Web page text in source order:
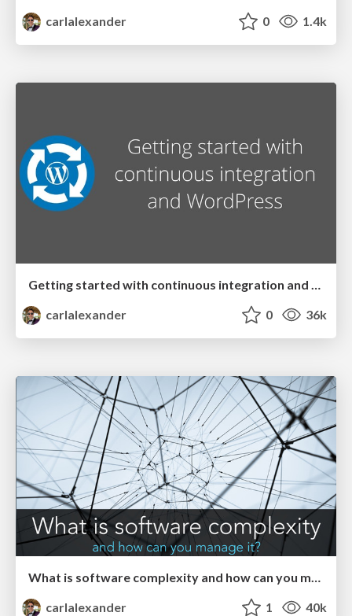
carlalexander
0 1.4k
carlalexander
0 36k
What is software complexity and how can you manage it?
carlalexander
1 40k